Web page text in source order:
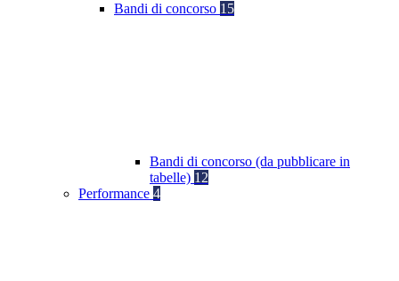
Bandi di concorso 15
Bandi di concorso (da pubblicare in
tabelle) 12
Performance 4